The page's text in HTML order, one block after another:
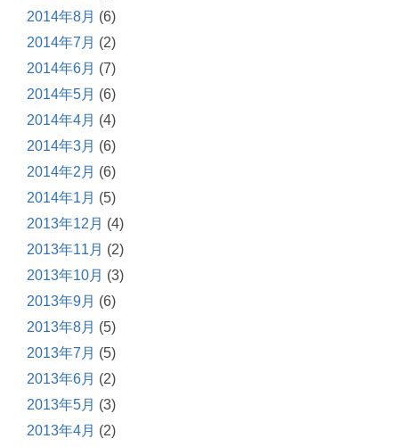
2014年8月 (6)
2014年7月 (2)
2014年6月 (7)
2014年5月 (6)
2014年4月 (4)
2014年3月 (6)
2014年2月 (6)
2014年1月 (5)
2013年12月 (4)
2013年11月 (2)
2013年10月 (3)
2013年9月 (6)
2013年8月 (5)
2013年7月 (5)
2013年6月 (2)
2013年5月 (3)
2013年4月 (2)